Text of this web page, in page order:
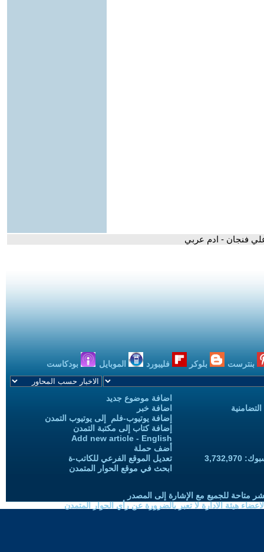
فنجان - ادم عربي
بنترست بلوكر فليبورد الموبايل بودكاست
اضافة موضوع جديد
اضافة خبر
إضافة يوتيوب-فلم إلى يوتيوب التمدن
إضافة كتاب إلى مكتبة التمدن
Add new article - English
أضف حملة
تعديل الموقع الفرعي للكاتب-ة
ابحث في موقع الحوار المتمدن
متاحة للجميع مع الإشارة إلى المصدر
هيئة الادارة لا تعبر بالضرورة عن رأي الحوار المتمدن